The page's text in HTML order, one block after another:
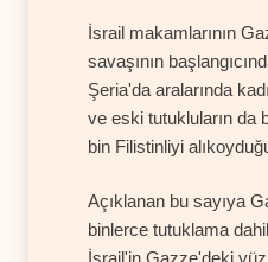
İsrail makamlarının
savaşının
Şeria'da aralarında
ve eski tutukluların da
bin Filistinliyi
Açıklanan bu sayıya
binlerce tutuklama
İsrail'in Gazze'deki